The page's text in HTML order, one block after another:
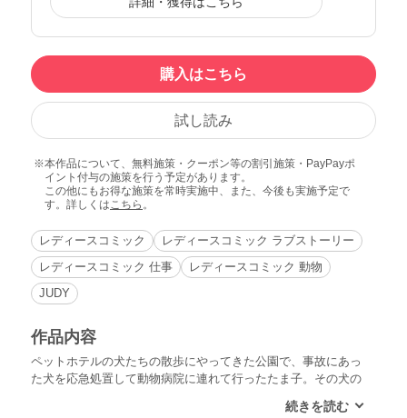
購入はこちら
試し読み
本作品について、無料施策・クーポン等の割引施策・PayPayポ
イント付与の施策を行う予定があります。
この他にもお得な施策を常時実施中、また、今後も実施予定で
す。詳しくはこちら 。
レディースコミック
レディースコミック ラブストーリー
レディースコミック 仕事
レディースコミック 動物
JUDY
作品内容
ペットホテルの犬たちの散歩にやってきた公園で、事故にあっ
た犬を応急処置して動物病院に連れて行ったたま子。その犬の